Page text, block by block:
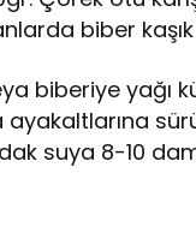
biber
biberiye yağı
ayakaltlarına
suya 8-10